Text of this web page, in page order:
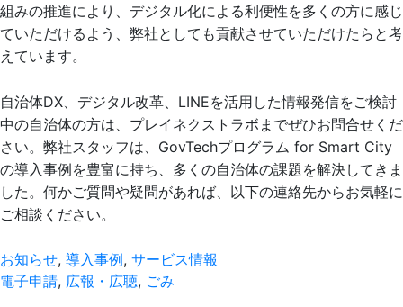
組みの推進により、デジタル化による利便性を多くの方に感じ
ていただけるよう、弊社としても貢献させていただけたらと考
えています。
自治体DX、デジタル改革、LINEを活用した情報発信をご検討
中の自治体の方は、プレイネクストラボまでぜひお問合せくだ
さい。弊社スタッフは、GovTechプログラム for Smart City
の導入事例を豊富に持ち、多くの自治体の課題を解決してきま
した。何かご質問や疑問があれば、以下の連絡先からお気軽に
ご相談ください。
お知らせ, 導入事例, サービス情報
電子申請, 広報・広聴, ごみ